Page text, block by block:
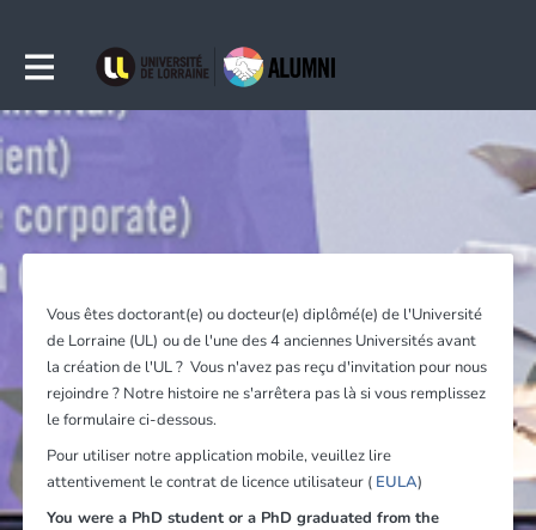
Vous êtes doctorant(e) ou docteur(e) diplômé(e) de l'Université
de Lorraine (UL) ou de l'une des 4 anciennes Universités avant
la création de l'UL ? Vous n'avez pas reçu d'invitation pour nous
rejoindre ? Notre histoire ne s'arrêtera pas là si vous remplissez
le formulaire ci-dessous.
Pour utiliser notre application mobile, veuillez lire
attentivement le contrat de licence utilisateur ( EULA)
You were a PhD student or a PhD graduated from the